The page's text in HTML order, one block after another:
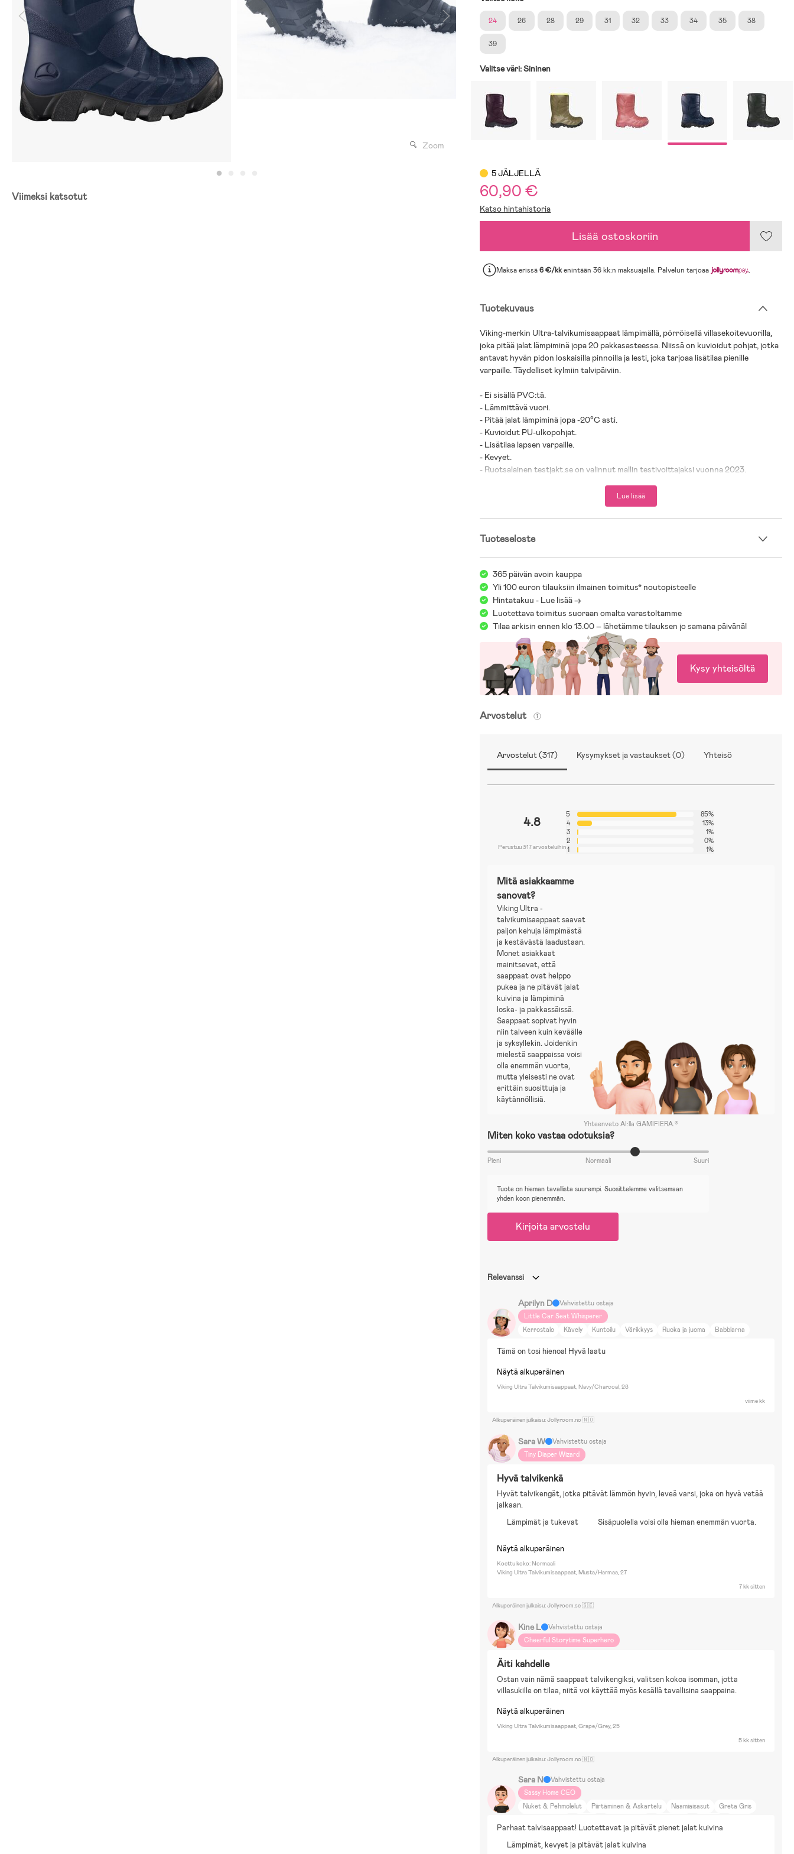
Zoom
Viimeksi katsotut
24 26 28 29 31 32 33 34 35 38
39
Valitse väri:Sininen
5 JÄLJELLÄ
60,90 €
Katso hintahistoria
Lisää ostoskoriin
Maksa erissä6 €/kkenintään 36 kk:n maksuajalla. Palvelun tarjoaa .
Tuotekuvaus
Viking-merkin Ultra-talvikumisaappaat lämpimällä, pörröisellä villasekoitevuorilla,
joka pitää jalat lämpiminä jopa 20 pakkasasteessa. Niissä on kuvioidut pohjat, jotka
antavat hyvän pidon loskaisilla pinnoilla ja lesti, joka tarjoaa lisätilaa pienille
varpaille. Täydelliset kylmiin talvipäiviin.
- Ei sisällä PVC:tä.
- Lämmittävä vuori.
- Pitää jalat lämpiminä jopa -20°C asti.
- Kuvioidut PU-ulkopohjat.
- Lisätilaa lapsen varpaille.
- Kevyet.
- Ruotsalainen testjakt.se on valinnut mallin testivoittajaksi vuonna 2023.
- Pohjat: PU.
Lue lisää
Tuoteseloste
365 päivän avoin kauppa
Yli 100 euron tilauksiin ilmainen toimitus* noutopisteelle
Hintatakuu - Lue lisää ->
Luotettava toimitus suoraan omalta varastoltamme
Tilaa arkisin ennen klo 13.00 – lähetämme tilauksen jo samana päivänä!
Kysy yhteisöltä
Arvostelut
Arvostelut (317) Kysymykset ja vastaukset (0) Yhteisö
4.8
Perustuu 317 arvosteluihin
5
85%
4
13%
3
1%
2
0%
1
1%
Mitä asiakkaamme
sanovat?
Viking Ultra -
talvikumisaappaat saavat
paljon kehuja lämpimästä
ja kestävästä laadustaan.
Monet asiakkaat
mainitsevat, että
saappaat ovat helppo
pukea ja ne pitävät jalat
kuivina ja lämpiminä
loska- ja pakkassäissä.
Saappaat sopivat hyvin
niin talveen kuin keväälle
ja syksyllekin. Joidenkin
mielestä saappaissa voisi
olla enemmän vuorta,
mutta yleisesti ne ovat
erittäin suosittuja ja
käytännöllisiä.
Yhteenveto AI:lla GAMIFIERA.®
Miten koko vastaa odotuksia?
Pieni Normaali Suuri
Tuote on hieman tavallista suurempi. Suosittelemme valitsemaan
yhden koon pienemmän.
Kirjoita arvostelu
Relevanssi
Aprilyn D
Vahvistettu ostaja
Little Car Seat Whisperer
Kerrostalo
Kävely Kuntoilu Värikkyys Ruoka ja juoma
Babblarna
Sonic the Hedgehog
Disney Spiderman
Piirtäminen & Askartelu
Tämä on tosi hienoa! Hyvä laatu
Näytä alkuperäinen
Viking Ultra Talvikumisaappaat, Navy/Charcoal, 28
viime kk
Alkuperäinen julkaisu: Jollyroom.no 🇳🇴
Sara W
Vahvistettu ostaja
Tiny Diaper Wizard
Hyvä talvikenkä
Hyvät talvikengät, jotka pitävät lämmön hyvin, leveä varsi, joka on hyvä vetää
jalkaan.
Lämpimät ja tukevat
Sisäpuolella voisi olla hieman enemmän vuorta.
Näytä alkuperäinen
Koettu koko: Normaali
Viking Ultra Talvikumisaappaat, Musta/Harmaa, 27
7 kk sitten
Alkuperäinen julkaisu: Jollyroom.se 🇸🇪
Kine L
Vahvistettu ostaja
Cheerful Storytime Superhero
Äiti kahdelle
Ostan vain nämä saappaat talvikengiksi, valitsen kokoa isomman, jotta
villasukille on tilaa, niitä voi käyttää myös kesällä tavallisina saappaina.
Näytä alkuperäinen
Viking Ultra Talvikumisaappaat, Grape/Grey, 25
5 kk sitten
Alkuperäinen julkaisu: Jollyroom.no 🇳🇴
Sara N
Vahvistettu ostaja
Sassy Home CEO
Nuket & Pehmolelut
Piirtäminen & Askartelu Naamiaisasut
Greta Gris
Kävely
Maalle meno Eläimet ja luonto Ruoka ja juoma
Kauneus ja muoti
Koti ja puutarha
Elokuvat ja kirjallisuus
Parhaat talvisaappaat! Luotettavat ja pitävät pienet jalat kuivina
Lämpimät, kevyet ja pitävät jalat kuivina